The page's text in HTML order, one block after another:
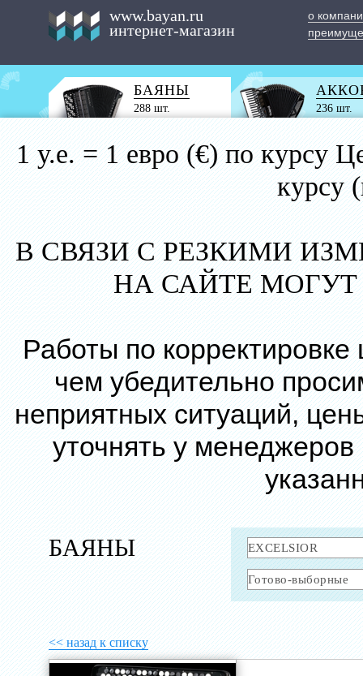
www.bayan.ru
интернет-магазин
о
БАЯНЫ
288 шт. 236 шт.
1 у.е. = 1 евро (€) по курсу
курсу
В СВЯЗИ С РЕЗКИМИ
НА САЙТЕ
Работы по
чем убедительно
неприятных ситуаций,
уточнять у
БАЯНЫ
<< назад к списку